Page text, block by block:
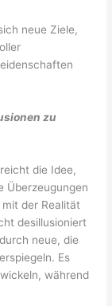
neue Ziele,
zu
die Idee,
Überzeugungen
der Realität
desillusioniert
neue, die
Es
während